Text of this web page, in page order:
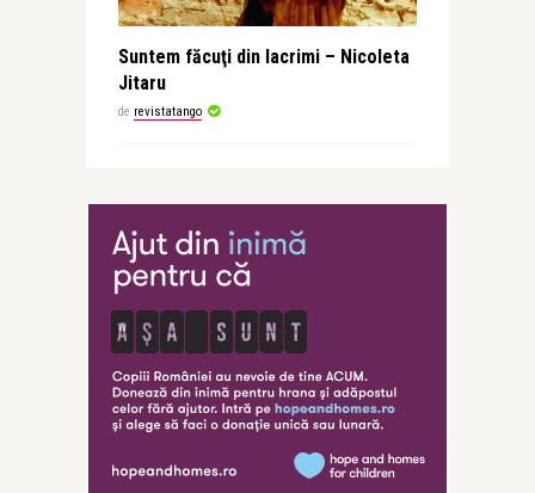
Suntem făcuţi din lacrimi – Nicoleta
Jitaru
de revistatango